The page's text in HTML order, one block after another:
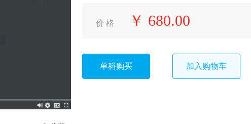
价 格 ￥ 680.00
单科购买 加入购物车